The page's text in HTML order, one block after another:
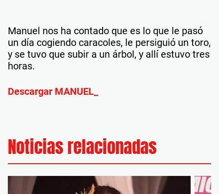
Manuel nos ha contado que es lo que le pasó
un día cogiendo caracoles, le persiguió un toro,
y se tuvo que subir a un árbol, y allí estuvo tres
horas.
Descargar MANUEL_
Noticias relacionadas